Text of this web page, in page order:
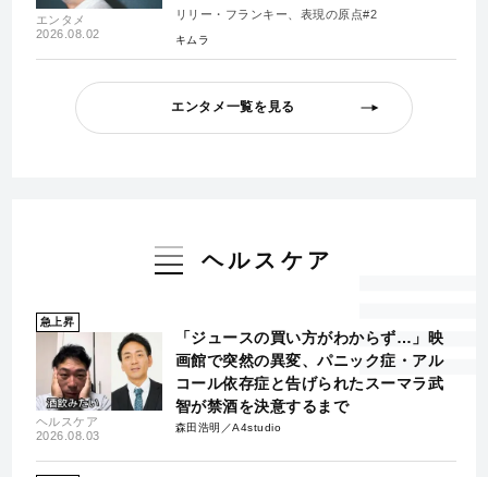
エンタメ
2026.08.02
リリー・フランキー、表現の原点#2
キムラ
エンタメ一覧を見る
ヘルスケア
急上昇
ヘルスケア
2026.08.03
「ジュースの買い方がわからず…」映
画館で突然の異変、パニック症・アル
コール依存症と告げられたスーマラ武
智が禁酒を決意するまで
森田浩明／A4studio